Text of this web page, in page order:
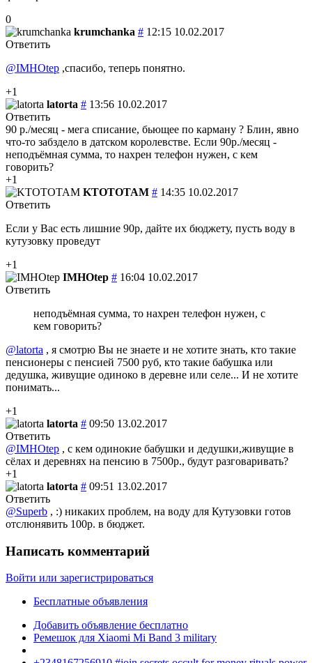
0
krumchanka # 12:15 10.02.2017
Ответить
@IMHOtep ,спасибо, теперь понятно.
+1
latorta # 13:56 10.02.2017
Ответить
90 р./месяц - мега списание, бьющее по карману ? Блин, явно
что-то забздело в датском королевстве. Если 90р./месяц -
неподъёмная сумма, то нахрен телефон нужен, с кем
говорить?
+1
KTOTOTAM # 14:35 10.02.2017
Ответить
Если у Вас есть лишние 90р, дайте их бюджету, пусть воду в
кутузовку проведут
+1
IMHOtep # 16:04 10.02.2017
Ответить
неподъёмная сумма, то нахрен телефон нужен, с
кем говорить?
@latorta , я смотрю Вы не знаете и не хотите знать, кто такие
пенсионеры с пенсией 7500 руб, кто такие бабушка или
дедушка, живущие одиноко в деревне или селе... И не хотите
понимать...
+1
latorta # 09:50 13.02.2017
Ответить
@IMHOtep , с кем одинокие бабушки и дедушки,живущие в
сёлах и деревнях на пенсию в 7500р., будут разговаривать?
+1
latorta # 09:51 13.02.2017
Ответить
@Superb , :) никаких проблем, на воду для Кутузовки готов
отслюнявить 100р. в бюджет.
Написать комментарий
Войти или зарегистрироваться
Бесплатные объявления
Добавить объявление бесплатно
Ремешок для Xiaomi Mi Band 3 military